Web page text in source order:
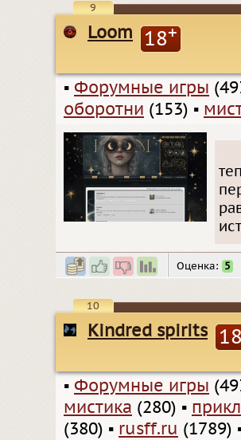
9
Loom 18+
▪ Форумные игры
оборотни (153) ▪
Оценка: 5
10
Kindred spirits
▪ Форумные игры
мистика (280) ▪
(380) ▪ rusff.ru (1789)